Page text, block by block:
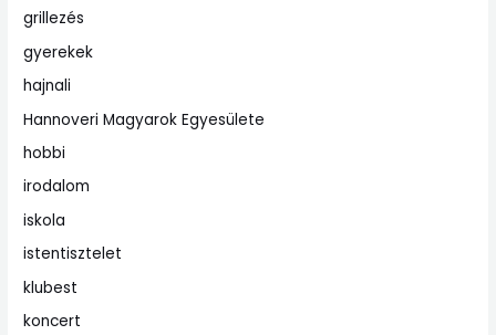
grillezés
gyerekek
hajnali
Hannoveri Magyarok Egyesülete
hobbi
irodalom
iskola
istentisztelet
klubest
koncert